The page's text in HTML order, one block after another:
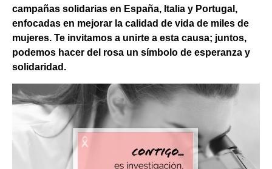
campañas solidarias en España, Italia y Portugal,
enfocadas en mejorar la calidad de vida de miles de
mujeres. Te invitamos a unirte a esta causa; juntos,
podemos hacer del rosa un símbolo de esperanza y
solidaridad.